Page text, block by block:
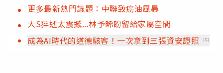
更多最新熱門議題：中聯致癌油風暴
大S猝逝太震撼...林予晞盼留給家屬空間
成為AI時代的道德駭客！一次拿到三張資安證照
PR